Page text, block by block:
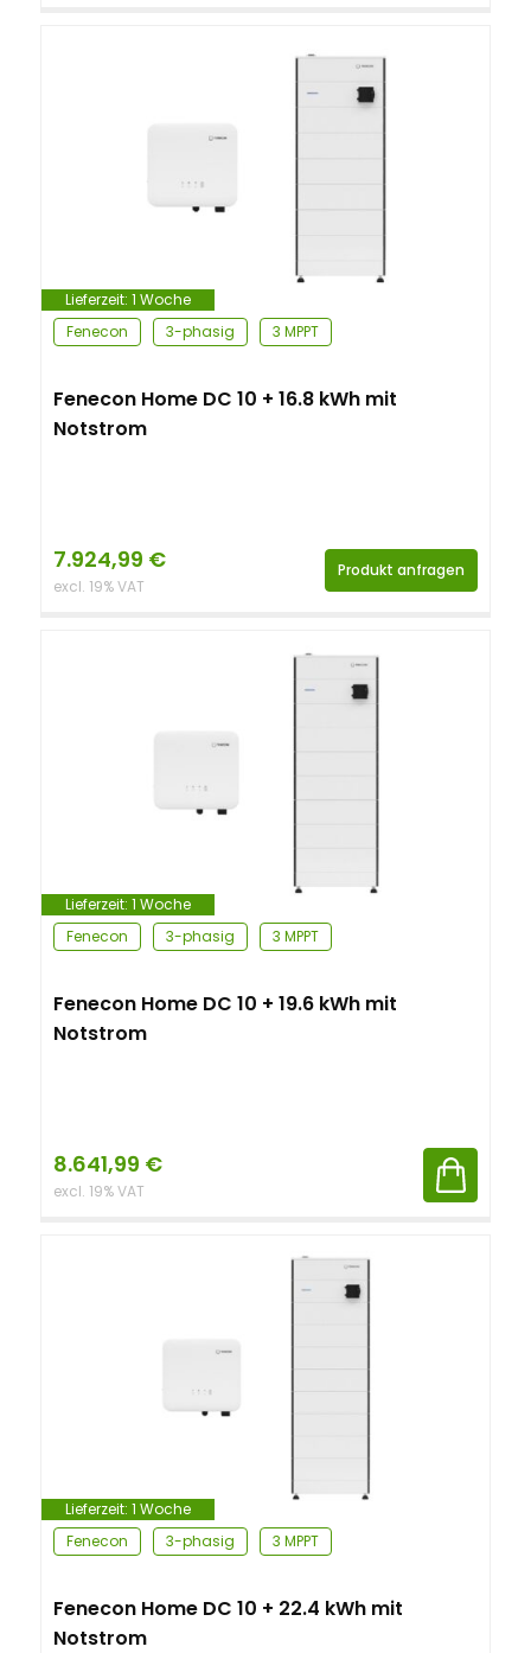
Lieferzeit: 1 Woche
Fenecon
3-phasig 3 MPPT
Fenecon Home DC 10 + 16.8 kWh mit
Notstrom
7.924,99 €
excl. 19% VAT
Produkt anfragen
Lieferzeit: 1 Woche
Fenecon
3-phasig 3 MPPT
Fenecon Home DC 10 + 19.6 kWh mit
Notstrom
8.641,99 €
excl. 19% VAT
Lieferzeit: 1 Woche
Fenecon
3-phasig 3 MPPT
Fenecon Home DC 10 + 22.4 kWh mit
Notstrom